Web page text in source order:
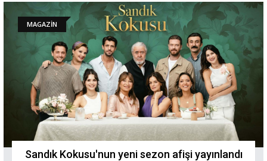
MAGAZİN
Sandık Kokusu'nun yeni sezon afişi yayınlandı